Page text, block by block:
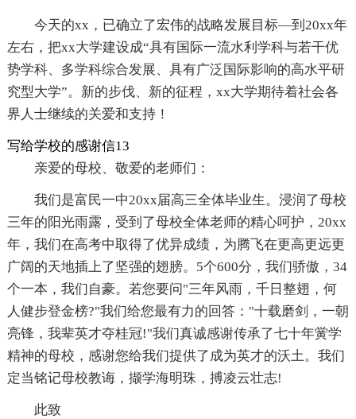
今天的xx，已确立了宏伟的战略发展目标―到20xx年
左右，把xx大学建设成“具有国际一流水利学科与若干优
势学科、多学科综合发展、具有广泛国际影响的高水平研
究型大学”。新的步伐、新的征程，xx大学期待着社会各
界人士继续的关爱和支持！
写给学校的感谢信13
亲爱的母校、敬爱的老师们：
我们是富民一中20xx届高三全体毕业生。浸润了母校
三年的阳光雨露，受到了母校全体老师的精心呵护，20xx
年，我们在高考中取得了优异成绩，为腾飞在更高更远更
广阔的天地插上了坚强的翅膀。5个600分，我们骄傲，34
个一本，我们自豪。若您要问"三年风雨，千日整翅，何
人健步登金榜?"我们给您最有力的回答："十载磨剑，一朝
亮锋，我辈英才夺桂冠!"我们真诚感谢传承了七十年黉学
精神的母校，感谢您给我们提供了成为英才的沃土。我们
定当铭记母校教诲，撷学海明珠，搏凌云壮志!
此致